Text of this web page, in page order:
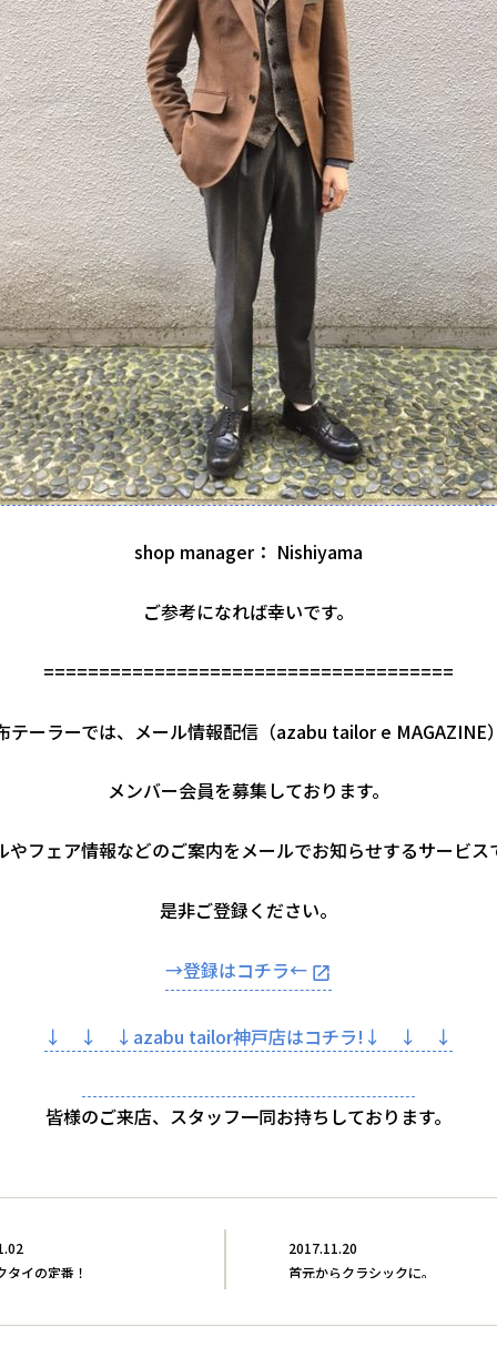
shop manager： Nishiyama
ご参考になれば幸いです。
=====================================
テーラーでは、メール情報配信（azabu tailor e MAGAZINE
メンバー会員を募集しております。
やフェア情報などのご案内をメールでお知らせするサービス
是非ご登録ください。
→登録はコチラ←
↓ ↓ ↓azabu tailor神戸店はコチラ!↓ ↓ ↓
皆様のご来店、スタッフ一同お持ちしております。
2017.11.20
首元からクラシックに。
タイの定番！